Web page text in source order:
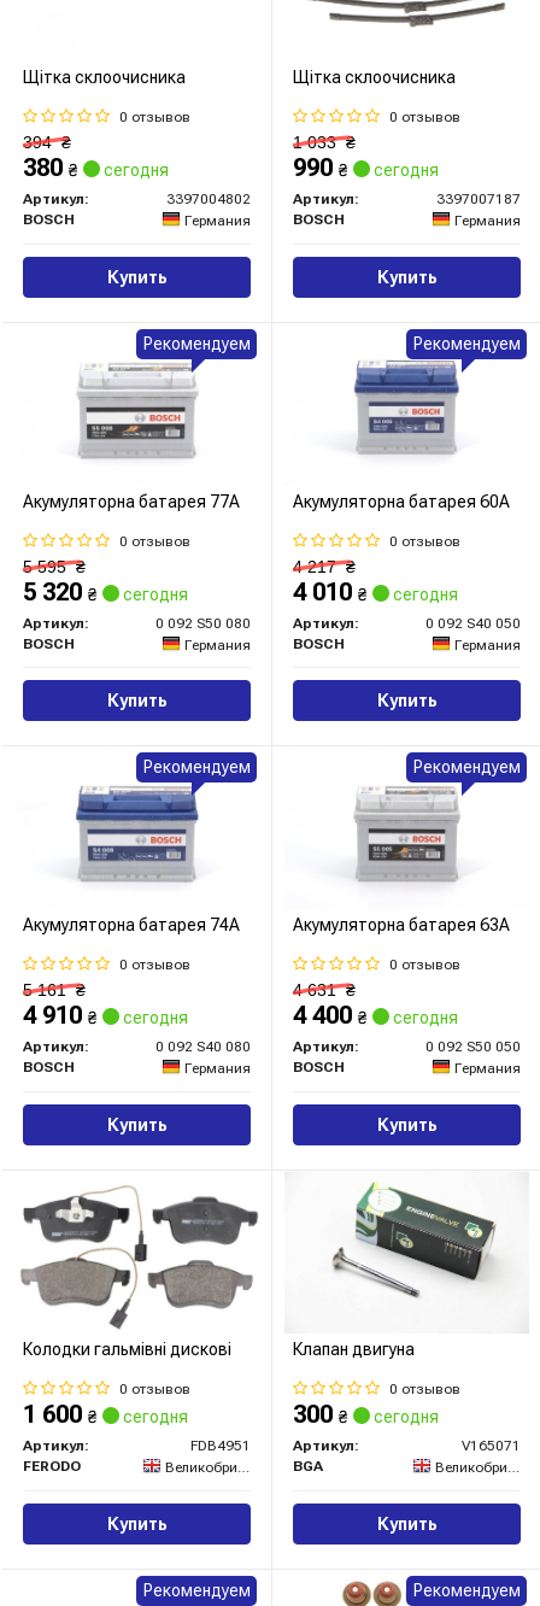
Щітка склоочисника
0 отзывов
394₴
380 ₴ сегодня
Артикул:
3397004802
BOSCH
Германия
Купить
Щітка склоочисника
0 отзывов
1 033₴
990 ₴ сегодня
Артикул:
3397007187
BOSCH
Германия
Купить
Акумуляторна батарея 77А
0 отзывов
5 595₴
5 320 ₴ сегодня
Артикул:
0 092 S50 080
BOSCH
Германия
Купить
Рекомендуем
Акумуляторна батарея 60А
0 отзывов
4 217₴
4 010 ₴ сегодня
Артикул:
0 092 S40 050
BOSCH
Германия
Купить
Рекомендуем
Акумуляторна батарея 74А
0 отзывов
5 161₴
4 910 ₴ сегодня
Артикул:
0 092 S40 080
BOSCH
Германия
Купить
Рекомендуем
Акумуляторна батарея 63А
0 отзывов
4 631₴
4 400 ₴ сегодня
Артикул:
0 092 S50 050
BOSCH
Германия
Купить
Рекомендуем
Колодки гальмівні дискові
0 отзывов
1 600 ₴ сегодня
Артикул:
FDB4951
FERODO
Великобритания
Купить
Клапан двигуна
0 отзывов
300 ₴ сегодня
Артикул:
V165071
BGA
Великобритания
Купить
Рекомендуем Рекомендуем